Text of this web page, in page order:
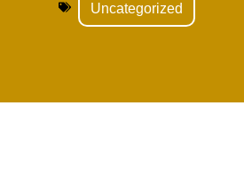
Uncategorized